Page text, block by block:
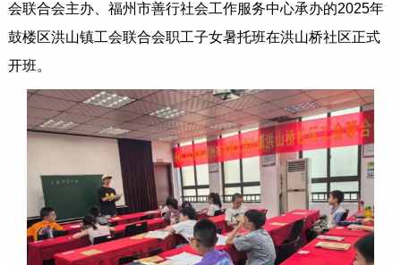
会联合会主办、福州市善行社会工作服务中心承办的2025年
鼓楼区洪山镇工会联合会职工子女暑托班在洪山桥社区正式
开班。